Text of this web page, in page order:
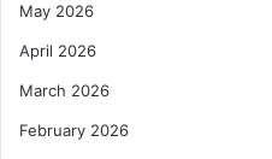
May 2026
April 2026
March 2026
February 2026